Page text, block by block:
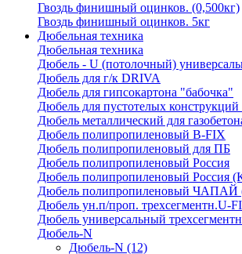
Гвоздь финишный оцинков. (0,500кг)
Гвоздь финишный оцинков. 5кг
Дюбельная техника
Дюбельная техника
Дюбель - U (потолочный)
Дюбель для г/к DRIVA
Дюбель для гипсокартона "бабочка"
Дюбель для пустотелых
Дюбель металлический для
Дюбель полипропиленовый В-FIX
Дюбель полипропиленовый для ПБ
Дюбель полипропиленовый Россия
Дюбель полипропиленовый Россия
Дюбель полипропиленовый
Дюбель ун.п/проп. трехсегментн.U-
Дюбель универсальный
Дюбель-N
Дюбель-N (12)